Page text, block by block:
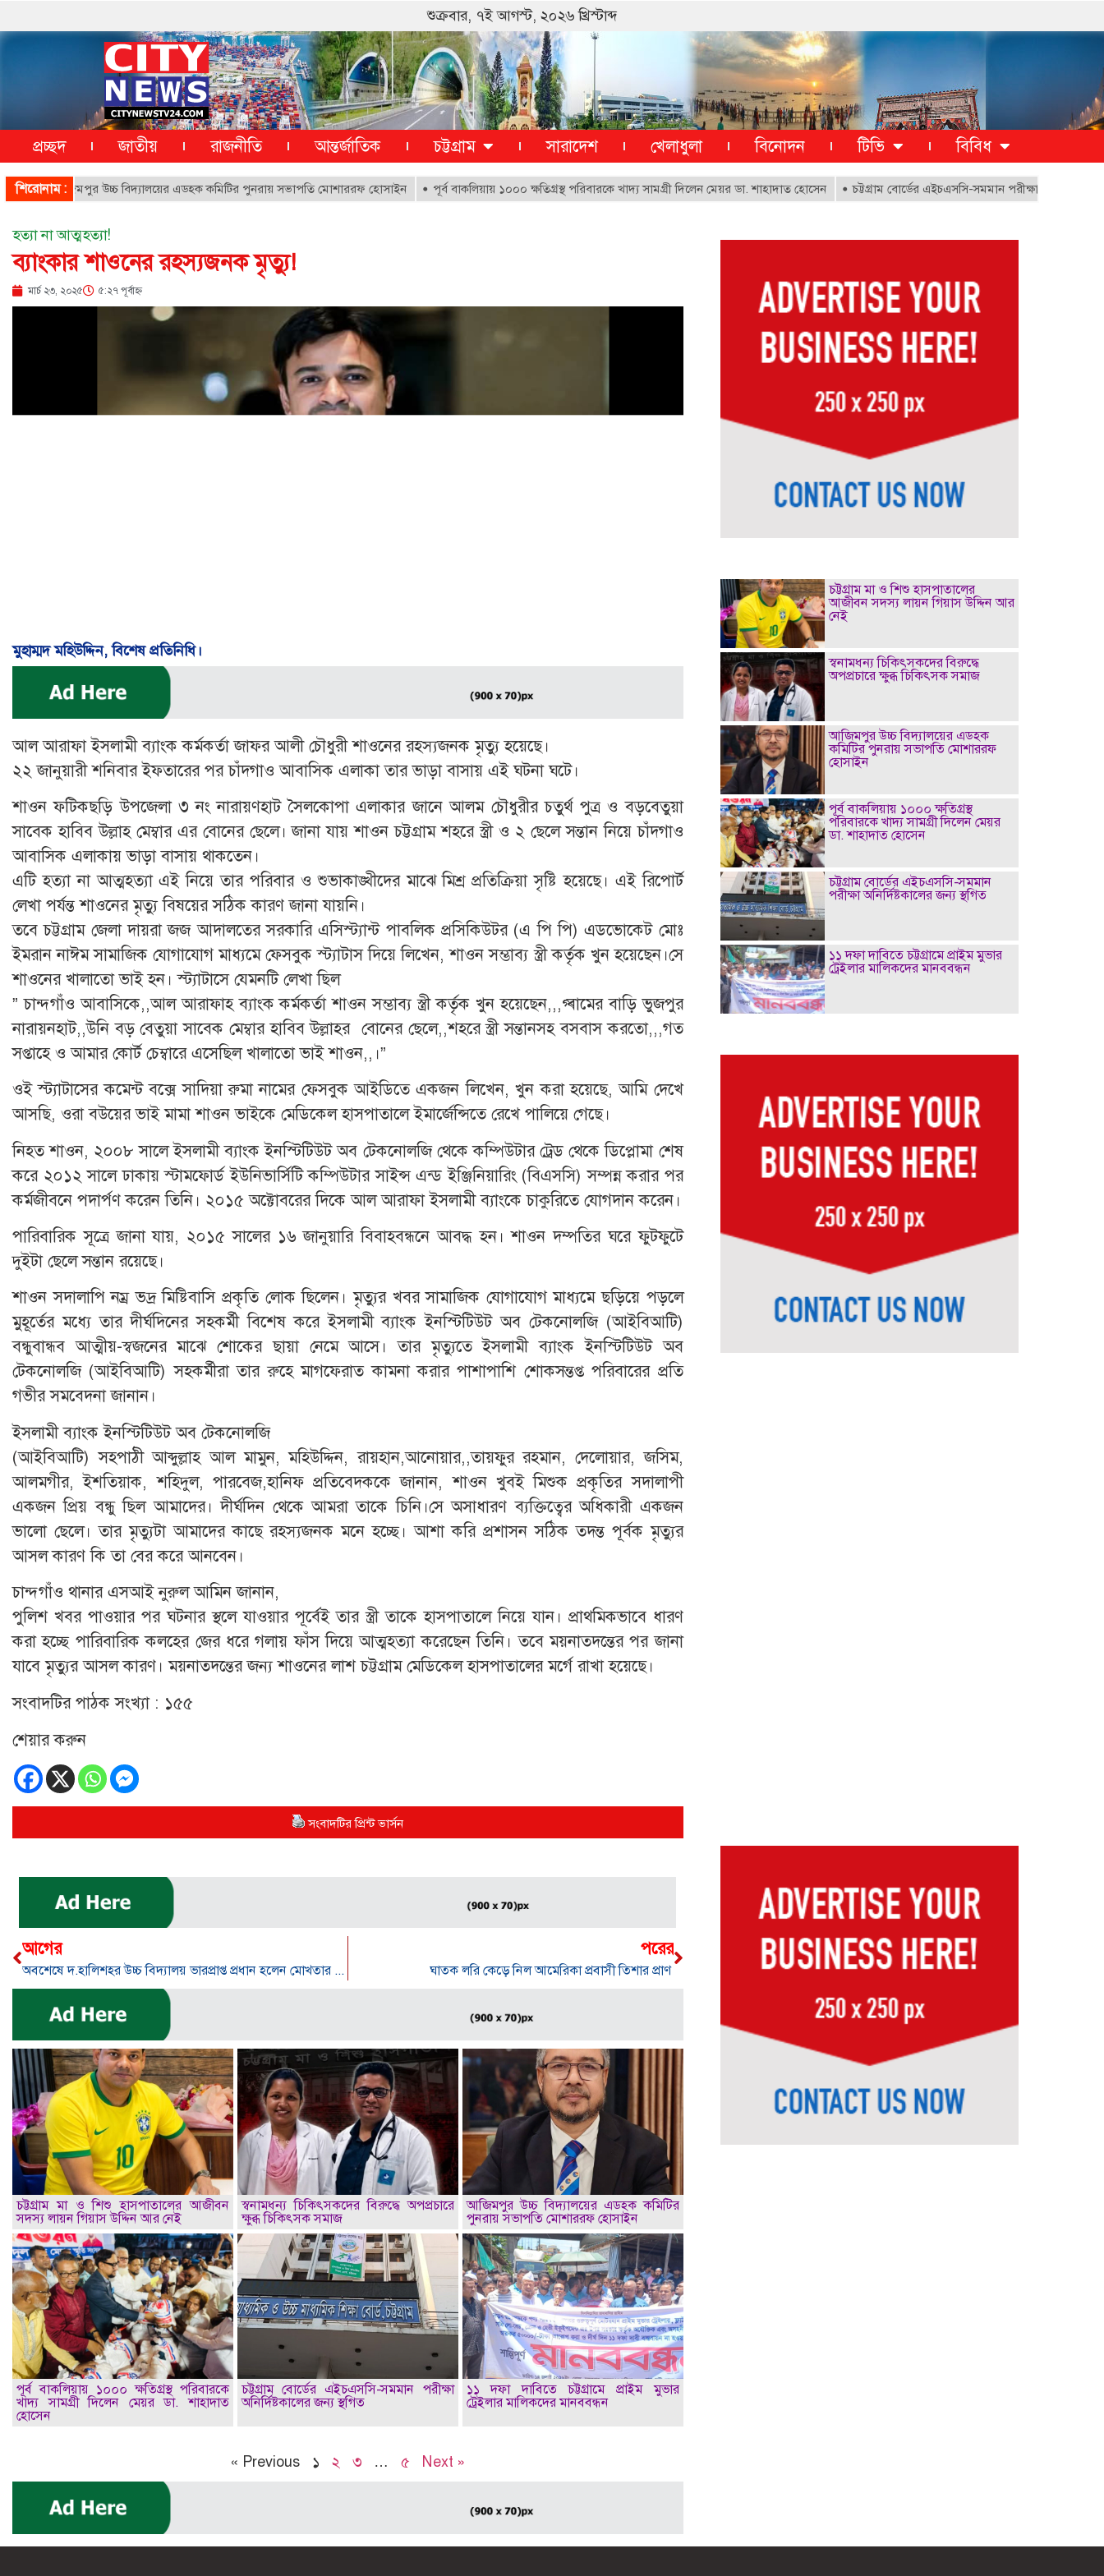
শুক্রবার, ৭ই আগস্ট, ২০২৬ খ্রিস্টাব্দ
প্রচ্ছদ জাতীয় রাজনীতি আন্তর্জাতিক চট্টগ্রাম সারাদেশ খেলাধুলা বিনোদন টিভি বিবিধ
শিরোনাম :
আজিমপুর উচ্চ বিদ্যালয়ের এডহক কমিটির পুনরায় সভাপতি মোশাররফ হোসাইন পূর্ব বাকলিয়ায় ১০০০ ক্ষতিগ্রস্থ পরিবারকে খাদ্য সামগ্রী দিলেন মেয়র ডা. শাহাদাত হোসেন চট্টগ্রাম বোর্ডের এইচএসসি-সমমান পরীক্ষা অনির্দিষ্টকালের জন্য
হত্যা না আত্মহত্যা!
ব্যাংকার শাওনের রহস্যজনক মৃত্যু!
মার্চ ২৩, ২০২৫ ৫:২৭ পূর্বাহ্ণ
মুহাম্মদ মহিউদ্দিন, বিশেষ প্রতিনিধি।
আল আরাফা ইসলামী ব্যাংক কর্মকর্তা জাফর আলী চৌধুরী শাওনের রহস্যজনক মৃত্যু হয়েছে।
২২ জানুয়ারী শনিবার ইফতারের পর চাঁদগাও আবাসিক এলাকা তার ভাড়া বাসায় এই ঘটনা ঘটে।
শাওন ফটিকছড়ি উপজেলা ৩ নং নারায়ণহাট সৈলকোপা এলাকার জানে আলম চৌধুরীর চতুর্থ পুত্র ও বড়বেতুয়া
সাবেক হাবিব উল্লাহ মেম্বার এর বোনের ছেলে। জানা যায় শাওন চট্টগ্রাম শহরে স্ত্রী ও ২ ছেলে সন্তান নিয়ে চাঁদগাও
আবাসিক এলাকায় ভাড়া বাসায় থাকতেন।
এটি হত্যা না আত্মহত্যা এই নিয়ে তার পরিবার ও শুভাকাঙ্খীদের মাঝে মিশ্র প্রতিক্রিয়া সৃষ্টি হয়েছে। এই রিপোর্ট
লেখা পর্যন্ত শাওনের মৃত্যু বিষয়ের সঠিক কারণ জানা যায়নি।
তবে চট্টগ্রাম জেলা দায়রা জজ আদালতের সরকারি এসিস্ট্যান্ট পাবলিক প্রসিকিউটর (এ পি পি) এডভোকেট মোঃ
ইমরান নাঈম সামাজিক যোগাযোগ মাধ্যমে ফেসবুক স্ট্যাটাস দিয়ে লিখেন, শাওন সম্ভাব্য স্ত্রী কর্তৃক খুন হয়েছেন।সে
শাওনের খালাতো ভাই হন। স্ট্যাটাসে যেমনটি লেখা ছিল
” চান্দগাঁও আবাসিকে,,আল আরাফাহ ব্যাংক কর্মকর্তা শাওন সম্ভাব্য স্ত্রী কর্তৃক খুন হয়েছেন,,,গ্ৰামের বাড়ি ভুজপুর
নারায়নহাট,,উনি বড় বেতুয়া সাবেক মেম্বার হাবিব উল্লাহর বোনের ছেলে,,শহরে স্ত্রী সন্তানসহ বসবাস করতো,,,গত
সপ্তাহে ও আমার কোর্ট চেম্বারে এসেছিল খালাতো ভাই শাওন,,।”
ওই স্ট্যাটাসের কমেন্ট বক্সে সাদিয়া রুমা নামের ফেসবুক আইডিতে একজন লিখেন, খুন করা হয়েছে, আমি দেখে
আসছি, ওরা বউয়ের ভাই মামা শাওন ভাইকে মেডিকেল হাসপাতালে ইমার্জেন্সিতে রেখে পালিয়ে গেছে।
নিহত শাওন, ২০০৮ সালে ইসলামী ব্যাংক ইনস্টিটিউট অব টেকনোলজি থেকে কম্পিউটার ট্রেড থেকে ডিপ্লোমা শেষ
করে ২০১২ সালে ঢাকায় স্টামফোর্ড ইউনিভার্সিটি কম্পিউটার সাইন্স এন্ড ইঞ্জিনিয়ারিং (বিএসসি) সম্পন্ন করার পর
কর্মজীবনে পদার্পণ করেন তিনি। ২০১৫ অক্টোবরের দিকে আল আরাফা ইসলামী ব্যাংকে চাকুরিতে যোগদান করেন।
পারিবারিক সূত্রে জানা যায়, ২০১৫ সালের ১৬ জানুয়ারি বিবাহবন্ধনে আবদ্ধ হন। শাওন দম্পতির ঘরে ফুটফুটে
দুইটা ছেলে সন্তান রয়েছে।
শাওন সদালাপি নম্র ভদ্র মিষ্টিবাসি প্রকৃতি লোক ছিলেন। মৃত্যুর খবর সামাজিক যোগাযোগ মাধ্যমে ছড়িয়ে পড়লে
মুহূর্তের মধ্যে তার দীর্ঘদিনের সহকর্মী বিশেষ করে ইসলামী ব্যাংক ইনস্টিটিউট অব টেকনোলজি (আইবিআটি)
বন্ধুবান্ধব আত্মীয়-স্বজনের মাঝে শোকের ছায়া নেমে আসে। তার মৃত্যুতে ইসলামী ব্যাংক ইনস্টিটিউট অব
টেকনোলজি (আইবিআটি) সহকর্মীরা তার রুহে মাগফেরাত কামনা করার পাশাপাশি শোকসন্তপ্ত পরিবারের প্রতি
গভীর সমবেদনা জানান।
ইসলামী ব্যাংক ইনস্টিটিউট অব টেকনোলজি
(আইবিআটি) সহপাঠী আব্দুল্লাহ আল মামুন, মহিউদ্দিন, রায়হান,আনোয়ার,,তায়ফুর রহমান, দেলোয়ার, জসিম,
আলমগীর, ইশতিয়াক, শহিদুল, পারবেজ,হানিফ প্রতিবেদককে জানান, শাওন খুবই মিশুক প্রকৃতির সদালাপী
একজন প্রিয় বন্ধু ছিল আমাদের। দীর্ঘদিন থেকে আমরা তাকে চিনি।সে অসাধারণ ব্যক্তিত্বের অধিকারী একজন
ভালো ছেলে। তার মৃত্যুটা আমাদের কাছে রহস্যজনক মনে হচ্ছে। আশা করি প্রশাসন সঠিক তদন্ত পূর্বক মৃত্যুর
আসল কারণ কি তা বের করে আনবেন।
চান্দগাঁও থানার এসআই নুরুল আমিন জানান,
পুলিশ খবর পাওয়ার পর ঘটনার স্থলে যাওয়ার পূর্বেই তার স্ত্রী তাকে হাসপাতালে নিয়ে যান। প্রাথমিকভাবে ধারণ
করা হচ্ছে পারিবারিক কলহের জের ধরে গলায় ফাঁস দিয়ে আত্মহত্যা করেছেন তিনি। তবে ময়নাতদন্তের পর জানা
যাবে মৃত্যুর আসল কারণ। ময়নাতদন্তের জন্য শাওনের লাশ চট্টগ্রাম মেডিকেল হাসপাতালের মর্গে রাখা হয়েছে।
সংবাদটির পাঠক সংখ্যা : ১৫৫
শেয়ার করুন
সংবাদটির প্রিন্ট ভার্সন
আগের
অবশেষে দ.হালিশহর উচ্চ বিদ্যালয় ভারপ্রাপ্ত প্রধান হলেন মোখতার আহম্মদ
পরের
ঘাতক লরি কেড়ে নিল আমেরিকা প্রবাসী তিশার প্রাণ
চট্টগ্রাম মা ও শিশু হাসপাতালের আজীবন
সদস্য লায়ন গিয়াস উদ্দিন আর নেই
স্বনামধন্য চিকিৎসকদের বিরুদ্ধে অপপ্রচারে
ক্ষুব্ধ চিকিৎসক সমাজ
আজিমপুর উচ্চ বিদ্যালয়ের এডহক কমিটির
পুনরায় সভাপতি মোশাররফ হোসাইন
পূর্ব বাকলিয়ায় ১০০০ ক্ষতিগ্রস্থ পরিবারকে
খাদ্য সামগ্রী দিলেন মেয়র ডা. শাহাদাত
হোসেন
চট্টগ্রাম বোর্ডের এইচএসসি-সমমান পরীক্ষা
অনির্দিষ্টকালের জন্য স্থগিত
১১ দফা দাবিতে চট্টগ্রামে প্রাইম মুভার
ট্রেইলার মালিকদের মানববন্ধন
« Previous ১ ২ ৩ … ৫ Next »
চট্টগ্রাম মা ও শিশু হাসপাতালের
আজীবন সদস্য লায়ন গিয়াস উদ্দিন আর
নেই
স্বনামধন্য চিকিৎসকদের বিরুদ্ধে
অপপ্রচারে ক্ষুব্ধ চিকিৎসক সমাজ
আজিমপুর উচ্চ বিদ্যালয়ের এডহক
কমিটির পুনরায় সভাপতি মোশাররফ
হোসাইন
পূর্ব বাকলিয়ায় ১০০০ ক্ষতিগ্রস্থ
পরিবারকে খাদ্য সামগ্রী দিলেন মেয়র
ডা. শাহাদাত হোসেন
চট্টগ্রাম বোর্ডের এইচএসসি-সমমান
পরীক্ষা অনির্দিষ্টকালের জন্য স্থগিত
১১ দফা দাবিতে চট্টগ্রামে প্রাইম মুভার
ট্রেইলার মালিকদের মানববন্ধন